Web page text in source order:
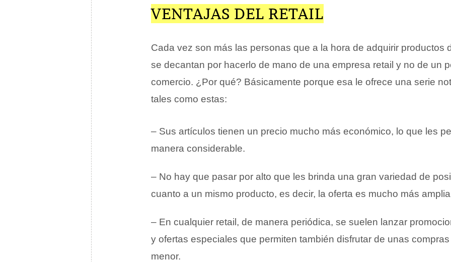
VENTAJAS DEL RETAIL
Cada vez son más las personas que a la hora de adquirir productos
se decantan por hacerlo de mano de una empresa retail y no de un
comercio. ¿Por qué? Básicamente porque esa le ofrece una serie
tales como estas:
– Sus artículos tienen un precio mucho más económico, lo que les
manera considerable.
– No hay que pasar por alto que les brinda una gran variedad de
cuanto a un mismo producto, es decir, la oferta es mucho más
– En cualquier retail, de manera periódica, se suelen lanzar
y ofertas especiales que permiten también disfrutar de unas
menor.